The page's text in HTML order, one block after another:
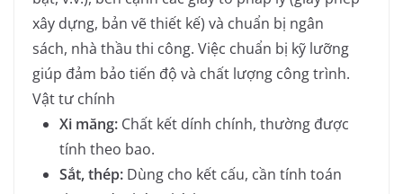
xây dựng, bản vẽ thiết kế) và chuẩn bị ngân
sách, nhà thầu thi công. Việc chuẩn bị kỹ lưỡng
giúp đảm bảo tiến độ và chất lượng công trình.
Vật tư chính
Xi măng: Chất kết dính chính, thường được
tính theo bao.
Sắt, thép: Dùng cho kết cấu, cần tính toán